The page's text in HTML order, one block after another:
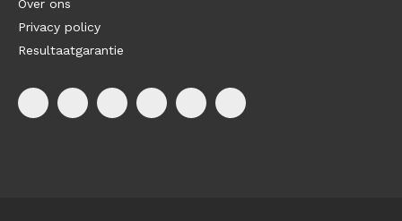
Over ons
Privacy policy
Resultaatgarantie